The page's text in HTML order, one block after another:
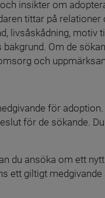
insikter om
tittar på relationer
livsåskådning, motiv
Om de
och
för
för de sökande.
du ansöka om ett
ett giltigt